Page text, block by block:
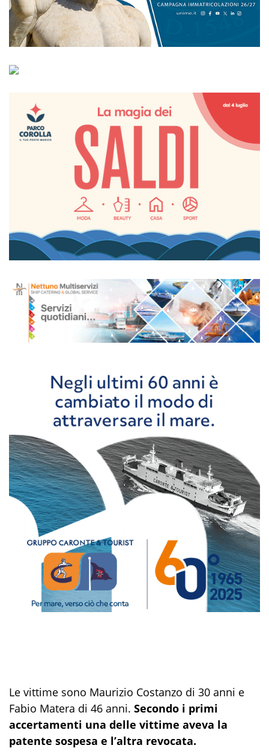
Le vittime sono Maurizio Costanzo di 30 anni e
Fabio Matera di 46 anni. Secondo i primi
accertamenti una delle vittime aveva la
patente sospesa e l’altra revocata.